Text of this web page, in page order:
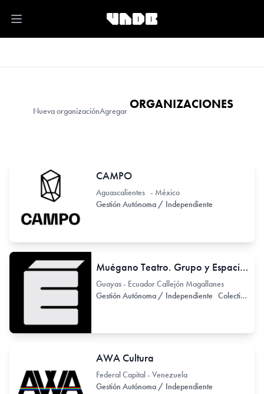
Open main menu
Nueva organizaciónAgregar ORGANIZACIONES
CAMPO
Aguascalientes - México
Gestión Autónoma / Independiente
Muégano Teatro. Grupo y Espacio de Teatro independiente
Guayas - Ecuador Callejón Magallanes
Gestión Autónoma / Independiente Colectivo de Arte / Colectivo de Artistas
AWA Cultura
Federal Capital - Venezuela
Gestión Autónoma / Independiente